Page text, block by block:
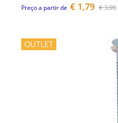
Preço a partir de € 1,79 € 3,90
OUTLET